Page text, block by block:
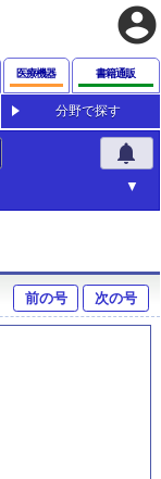
account_circle
医療機器 書籍通販
分野で探す
notifications
前の号 次の号